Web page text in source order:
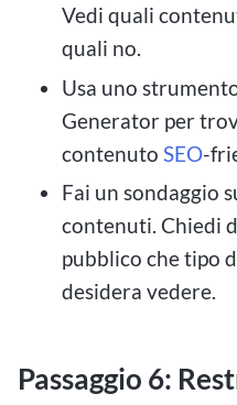
Vedi quali
quali no.
Usa uno
Generator per
contenuto SEO-
Fai un sondaggio
contenuti. Chiedi
pubblico che tipo
desidera vedere.
Passaggio 6: